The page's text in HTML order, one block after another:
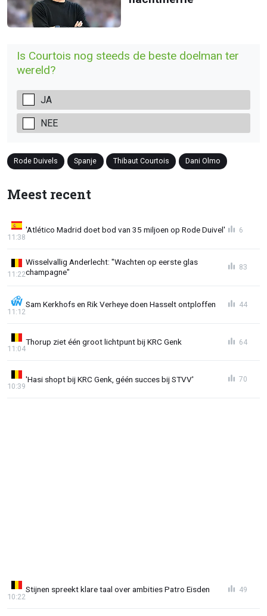
Is Courtois nog steeds de beste doelman ter
wereld?
JA
NEE
Rode Duivels Spanje Thibaut Courtois Dani Olmo
Meest recent
'Atlético Madrid doet bod van 35 miljoen op Rode Duivel'
11:38
6
Wisselvallig Anderlecht: "Wachten op eerste glas
champagne"
11:22
83
Sam Kerkhofs en Rik Verheye doen Hasselt ontploffen
11:12
44
Thorup ziet één groot lichtpunt bij KRC Genk
11:04
64
'Hasi shopt bij KRC Genk, géén succes bij STVV'
10:39
70
Stijnen spreekt klare taal over ambities Patro Eisden
10:22
49